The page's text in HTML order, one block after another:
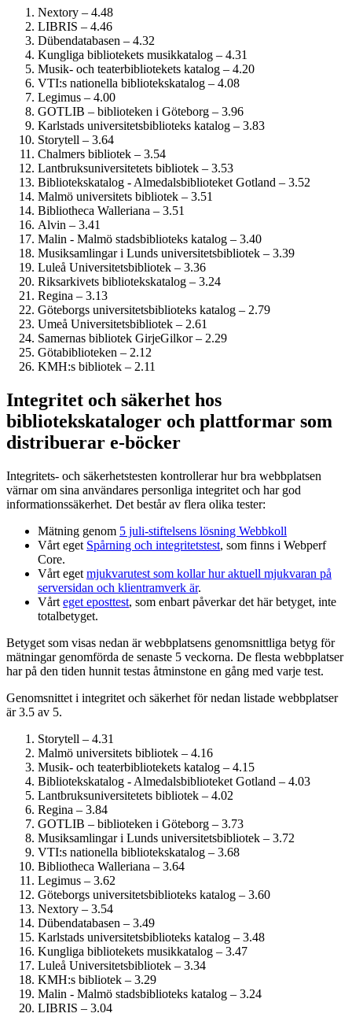
Nextory – 4.48
LIBRIS – 4.46
Dübendatabasen – 4.32
Kungliga bibliotekets musikkatalog – 4.31
Musik- och teaterbibliotekets katalog – 4.20
VTI:s nationella bibliotekskatalog – 4.08
Legimus – 4.00
GOTLIB – biblioteken i Göteborg – 3.96
Karlstads universitetsbiblioteks katalog – 3.83
Storytell – 3.64
Chalmers bibliotek – 3.54
Lantbruksuniversitetets bibliotek – 3.53
Bibliotekskatalog - Almedalsbiblioteket Gotland – 3.52
Malmö universitets bibliotek – 3.51
Bibliotheca Walleriana – 3.51
Alvin – 3.41
Malin - Malmö stadsbiblioteks katalog – 3.40
Musiksamlingar i Lunds universitetsbibliotek – 3.39
Luleå Universitetsbibliotek – 3.36
Riksarkivets bibliotekskatalog – 3.24
Regina – 3.13
Göteborgs universitetsbiblioteks katalog – 2.79
Umeå Universitetsbibliotek – 2.61
Samernas bibliotek GirjeGilkor – 2.29
Götabiblioteken – 2.12
KMH:s bibliotek – 2.11
Integritet och säkerhet hos
bibliotekskataloger och plattformar som
distribuerar e-böcker
Integritets- och säkerhetstesten kontrollerar hur bra webbplatsen
värnar om sina användares personliga integritet och har god
informations­säkerhet. Det består av flera olika tester:
Mätning genom 5 juli-stiftelsens lösning Webbkoll
Vårt eget Spårning och integritetstest, som finns i Webperf
Core.
Vårt eget mjukvarutest som kollar hur aktuell mjukvaran på
serversidan och klient­ramverk är.
Vårt eget eposttest, som enbart påverkar det här betyget, inte
totalbetyget.
Betyget som visas nedan är webbplatsens genomsnittliga betyg för
mätningar genomförda de senaste 5 veckorna. De flesta webbplatser
har på den tiden hunnit testas åtminstone en gång med varje test.
Genomsnittet i integritet och säkerhet för nedan listade webbplatser
är 3.5 av 5.
Storytell – 4.31
Malmö universitets bibliotek – 4.16
Musik- och teaterbibliotekets katalog – 4.15
Bibliotekskatalog - Almedalsbiblioteket Gotland – 4.03
Lantbruksuniversitetets bibliotek – 4.02
Regina – 3.84
GOTLIB – biblioteken i Göteborg – 3.73
Musiksamlingar i Lunds universitetsbibliotek – 3.72
VTI:s nationella bibliotekskatalog – 3.68
Bibliotheca Walleriana – 3.64
Legimus – 3.62
Göteborgs universitetsbiblioteks katalog – 3.60
Nextory – 3.54
Dübendatabasen – 3.49
Karlstads universitetsbiblioteks katalog – 3.48
Kungliga bibliotekets musikkatalog – 3.47
Luleå Universitetsbibliotek – 3.34
KMH:s bibliotek – 3.29
Malin - Malmö stadsbiblioteks katalog – 3.24
LIBRIS – 3.04